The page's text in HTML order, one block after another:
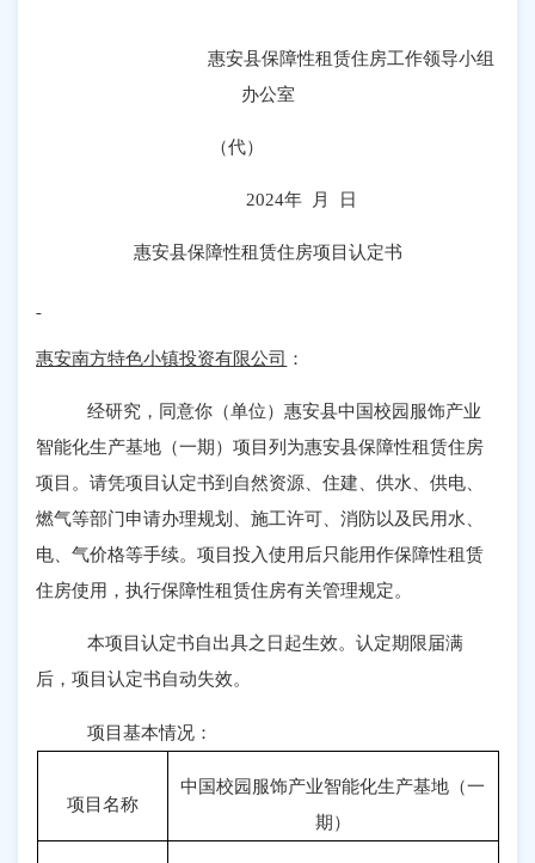
惠安县保障性租赁住房工作领导小组
办公室
（代）
2024年 月 日
惠安县保障性租赁住房项目认定书
惠安南方特色小镇投资有限公司 ：
经研究，同意你（单位）惠安县中国校园服饰产业
智能化生产基地（一期）项目列为惠安县保障性租赁住房
项目。请凭项目认定书到自然资源、住建、供水、供电、
燃气等部门申请办理规划、施工许可、消防以及民用水、
电、气价格等手续。项目投入使用后只能用作保障性租赁
住房使用，执行保障性租赁住房有关管理规定。
本项目认定书自出具之日起生效。认定期限届满
后，项目认定书自动失效。
项目基本情况：
项目名称
中国校园服饰产业智能化生产基地（一
期）